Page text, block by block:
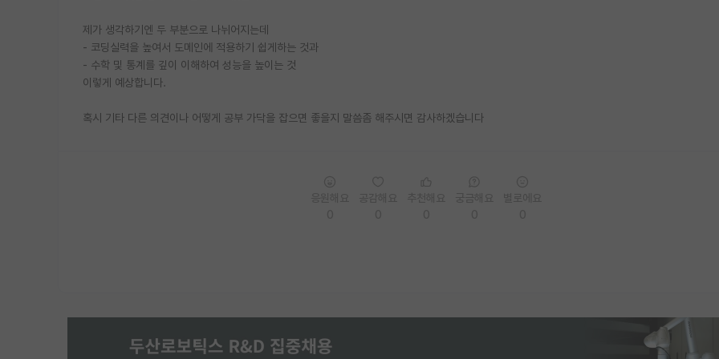
제가 생각하기엔 두 부분으로 나뉘어지는데
- 코딩실력을 높여서 도메인에 적용하기 쉽게하는 것과
- 수학 및 통계를 깊이 이해하여 성능을 높이는 것
이렇게 예상합니다.
혹시 기타 다른 의견이나 어떻게 공부 가닥을 잡으면 좋을지 말씀좀 해주시면 감사하겠습니다